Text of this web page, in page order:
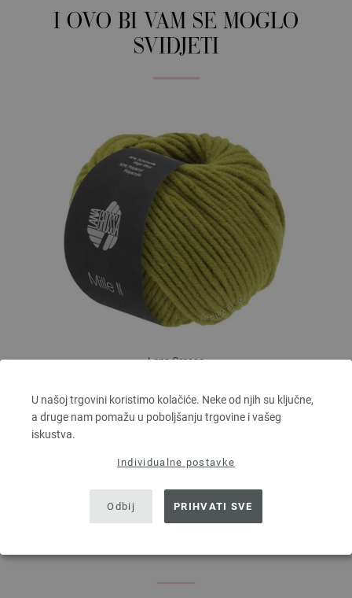
U našoj trgovini koristimo kolačiće. Neke od njih su ključne,
a druge nam pomažu u poboljšanju trgovine i vašeg
iskustva.
Individualne postavke
Odbij PRIHVATI SVE
I OVO BI VAM SE MOGLO
SVIDJETI
Lana Grossa
50 % Djevicavuna Merino, 50 % Akril
Dužina: otprilike 55 m / 50 g
4,42 $
next